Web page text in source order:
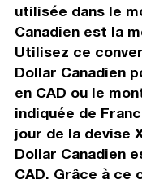
utilisée dans le
Canadien est la
Utilisez ce
Dollar Canadien
en CAD ou le
indiquée de
jour de la devise
Dollar Canadien
CAD. Grâce à ce